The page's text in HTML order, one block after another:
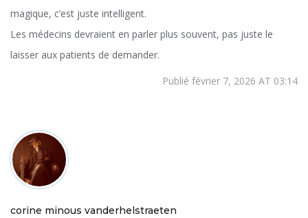
magique, c’est juste intelligent.
Les médecins devraient en parler plus souvent, pas juste le
laisser aux patients de demander.
Publié février 7, 2026 AT 03:14
corine minous vanderhelstraeten